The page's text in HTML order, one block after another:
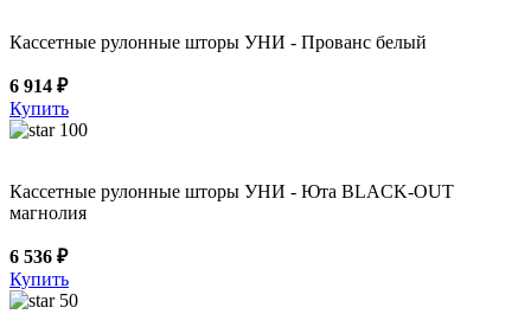
Кассетные рулонные шторы УНИ - Прованс белый
6 914 ₽
Купить
100
Кассетные рулонные шторы УНИ - Юта BLACK-OUT
магнолия
6 536 ₽
Купить
50